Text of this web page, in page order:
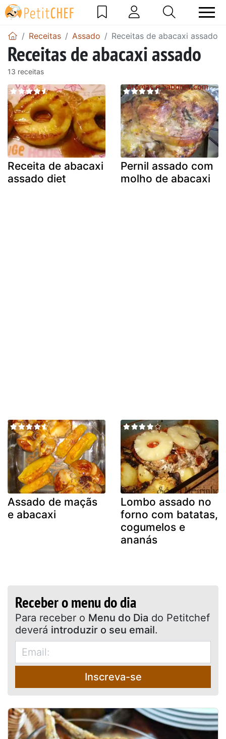
Receitas Assado Receitas de abacaxi assado
Receitas de abacaxi assado
13 receitas
Receita de abacaxi
assado diet
Pernil assado com
molho de abacaxi
Assado de maçãs
e abacaxi
Lombo assado no
forno com batatas,
cogumelos e
ananás
Receber o menu do dia
Para receber o Menu do Dia do Petitchef
deverá introduzir o seu email.
Inscreva-se